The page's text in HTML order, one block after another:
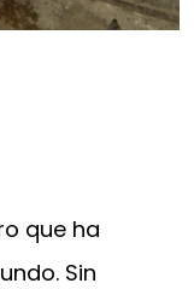
que ha
Sin